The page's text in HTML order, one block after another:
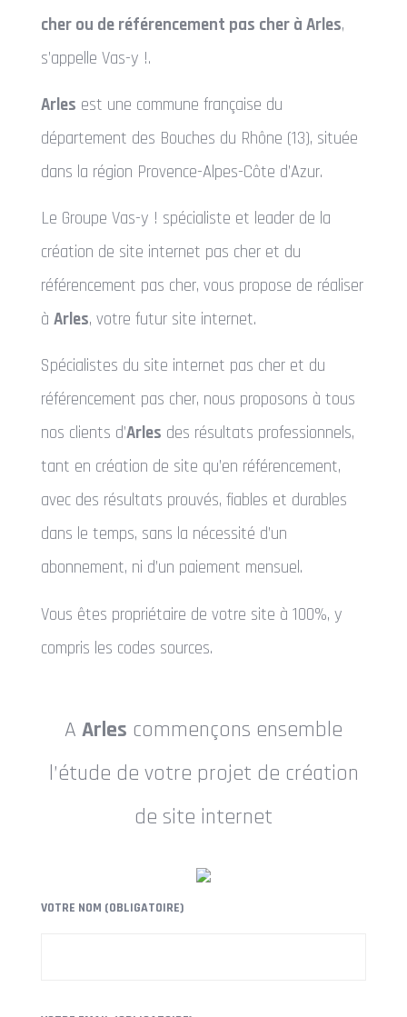
cher ou de référencement pas cher à Arles,
s’appelle Vas-y !.
Arles est une commune française du
département des Bouches du Rhône (13), située
dans la région Provence-Alpes-Côte d’Azur.
Le Groupe Vas-y ! spécialiste et leader de la
création de site internet pas cher et du
référencement pas cher, vous propose de réaliser
à Arles, votre futur site internet.
Spécialistes du site internet pas cher et du
référencement pas cher, nous proposons à tous
nos clients d’Arles des résultats professionnels,
tant en création de site qu’en référencement,
avec des résultats prouvés, fiables et durables
dans le temps, sans la nécessité d’un
abonnement, ni d’un paiement mensuel.
Vous êtes propriétaire de votre site à 100%, y
compris les codes sources.
A Arles commençons ensemble
l’étude de votre projet de création
de site internet
VOTRE NOM (OBLIGATOIRE)